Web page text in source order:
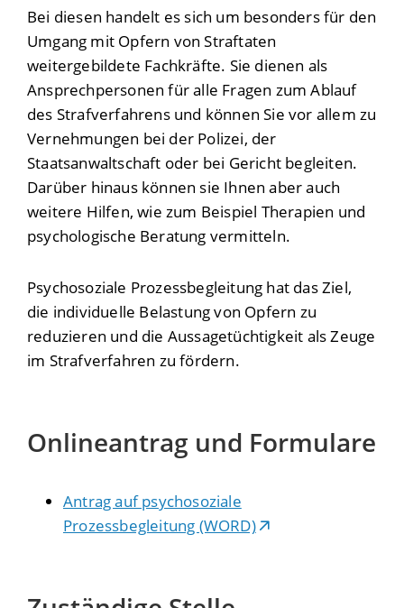
Bei diesen handelt es sich um besonders für den
Umgang mit Opfern von Straftaten
weitergebildete Fachkräfte. Sie dienen als
Ansprechpersonen für alle Fragen zum Ablauf
des Strafverfahrens und können Sie vor allem zu
Vernehmungen bei der Polizei, der
Staatsanwaltschaft oder bei Gericht begleiten.
Darüber hinaus können sie Ihnen aber auch
weitere Hilfen, wie zum Beispiel Therapien und
psychologische Beratung vermitteln.
Psychosoziale Prozessbegleitung hat das Ziel,
die individuelle Belastung von Opfern zu
reduzieren und die Aussagetüchtigkeit als Zeuge
im Strafverfahren zu fördern.
Onlineantrag und Formulare
Antrag auf psychosoziale
Prozessbegleitung (WORD)